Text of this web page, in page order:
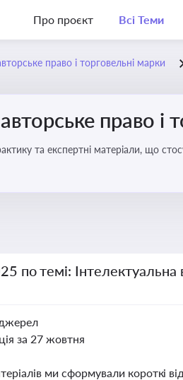
Про проєкт Всі Теми
право і торговельні марки
право і
та експертні матеріали, що
власності, а також змін у
по темі: Інтелектуальна
за 27 жовтня
ми сформували короткі